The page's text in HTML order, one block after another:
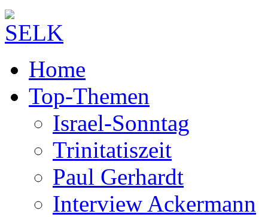
Home
Top-Themen
Israel-Sonntag
Trinitatiszeit
Paul Gerhardt
Interview Ackermann